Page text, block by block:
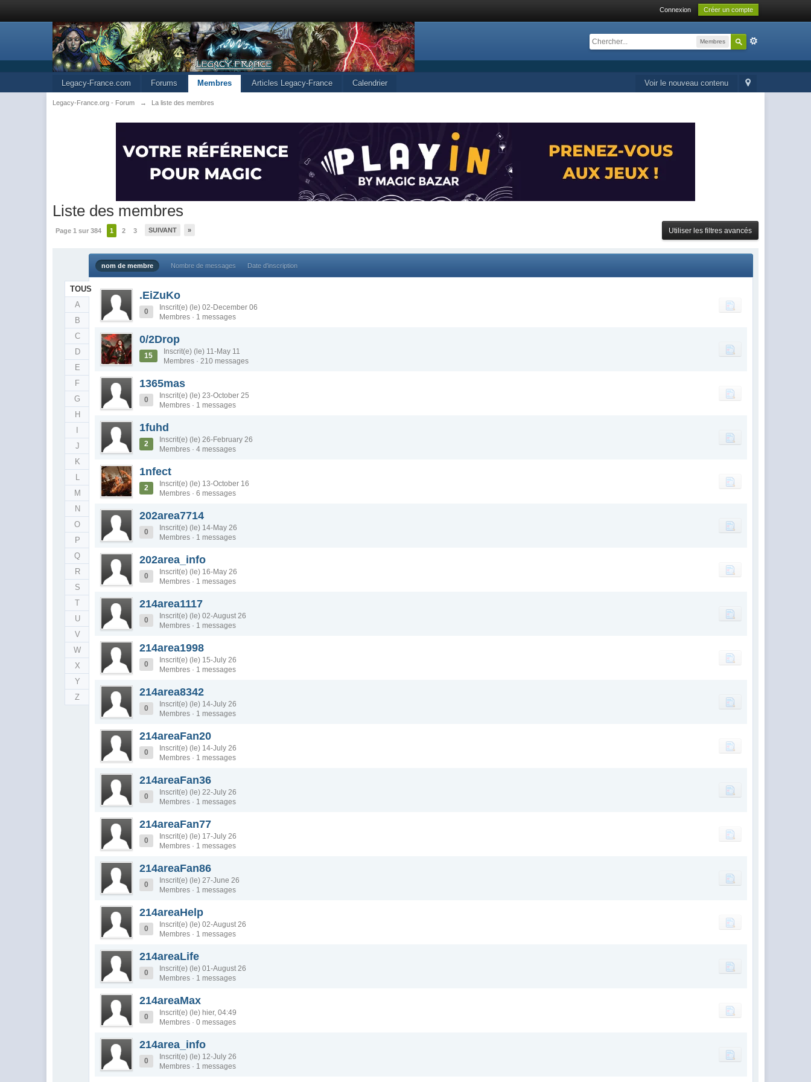
Connexion Créer un compte
Membres
Voir le nouveau contenu
Legacy-France.com Forums Membres Articles Legacy-France Calendrier
Legacy-France.org - Forum → La liste des membres
Liste des membres
Page 1 sur 384 1 2 3 SUIVANT » Utiliser les filtres avancés
TOUS
A
B
C
D
E
F
G
H
J
K
L
M
N
O
P
Q
R
S
T
U
V
W
X
Y
Z
nom de membre Nombre de messages Date d'inscription
.EiZuKo
0
Inscrit(e) (le) 02-December 06
Membres · 1 messages
0/2Drop
15
Inscrit(e) (le) 11-May 11
Membres · 210 messages
1365mas
0
Inscrit(e) (le) 23-October 25
Membres · 1 messages
1fuhd
2
Inscrit(e) (le) 26-February 26
Membres · 4 messages
1nfect
2
Inscrit(e) (le) 13-October 16
Membres · 6 messages
202area7714
0
Inscrit(e) (le) 14-May 26
Membres · 1 messages
202area_info
0
Inscrit(e) (le) 16-May 26
Membres · 1 messages
214area1117
0
Inscrit(e) (le) 02-August 26
Membres · 1 messages
214area1998
0
Inscrit(e) (le) 15-July 26
Membres · 1 messages
214area8342
0
Inscrit(e) (le) 14-July 26
Membres · 1 messages
214areaFan20
0
Inscrit(e) (le) 14-July 26
Membres · 1 messages
214areaFan36
0
Inscrit(e) (le) 22-July 26
Membres · 1 messages
214areaFan77
0
Inscrit(e) (le) 17-July 26
Membres · 1 messages
214areaFan86
0
Inscrit(e) (le) 27-June 26
Membres · 1 messages
214areaHelp
0
Inscrit(e) (le) 02-August 26
Membres · 1 messages
214areaLife
0
Inscrit(e) (le) 01-August 26
Membres · 1 messages
214areaMax
0
Inscrit(e) (le) hier, 04:49
Membres · 0 messages
214area_info
0
Inscrit(e) (le) 12-July 26
Membres · 1 messages